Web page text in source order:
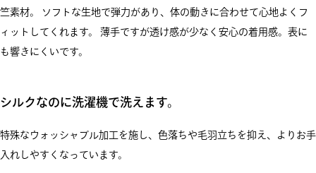
竺素材。 ソフトな生地で弾力があり、体の動きに合わせて心地よくフ
ィットしてくれます。 薄手ですが透け感が少なく安心の着用感。表に
も響きにくいです。
シルクなのに洗濯機で洗えます。
特殊なウォッシャブル加工を施し、色落ちや毛羽立ちを抑え、よりお手
入れしやすくなっています。